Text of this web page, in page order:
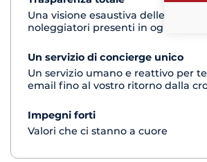
Una visione esaustiva delle barche
noleggiatori presenti in ogni
Un servizio di concierge unico
Un servizio umano e reattivo per
email fino al vostro ritorno dalla
Impegni forti
Valori che ci stanno a cuore